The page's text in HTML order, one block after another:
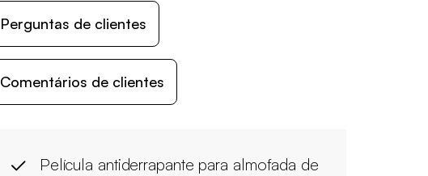
Perguntas de clientes
Comentários de clientes
Película antiderrapante para almofada de